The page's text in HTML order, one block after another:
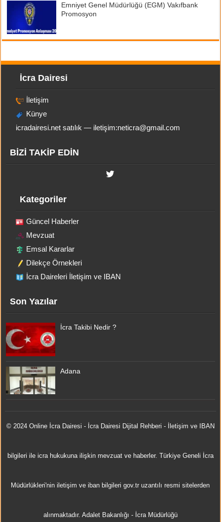
Emniyet Genel Müdürlüğü (EGM) Vakıfbank
Promosyon
İcra Dairesi
İletişim
Künye
icradairesi.net satılık — iletişim:neticra@gmail.com
BİZİ TAKİP EDİN
Kategoriler
Güncel Haberler
Mevzuat
Emsal Kararlar
Dilekçe Örnekleri
İcra Daireleri İletişim ve IBAN
Son Yazılar
İcra Takibi Nedir ?
Adana
© 2024 Online İcra Dairesi - İcra Dairesi Dijital Rehberi - İletişim ve IBAN
bilgileri ile icra hukukuna ilişkin mevzuat ve haberler. Türkiye Geneli İcra
Müdürlükleri'nin iletişim ve iban bilgileri gov.tr uzantılı resmi sitelerden
alınmaktadır. Adalet Bakanlığı - İcra Müdürlüğü